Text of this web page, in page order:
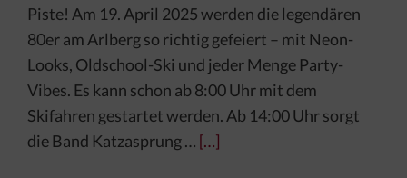
Piste! Am 19. April 2025 werden die legendären
80er am Arlberg so richtig gefeiert – mit Neon-
Looks, Oldschool-Ski und jeder Menge Party-
Vibes. Es kann schon ab 8:00 Uhr mit dem
Skifahren gestartet werden. Ab 14:00 Uhr sorgt
die Band Katzasprung … […]